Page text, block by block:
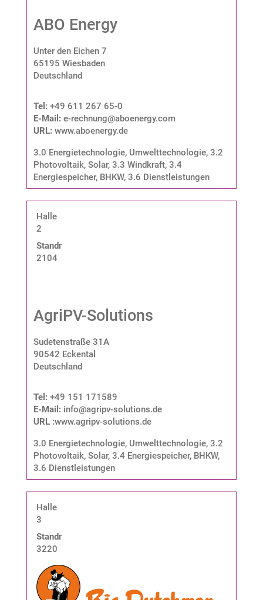
ABO Energy
Unter den Eichen 7
65195 Wiesbaden
Deutschland
Tel: +49 611 267 65-0
E-Mail: e-rechnung@aboenergy.com
URL:www.aboenergy.de
3.0 Energietechnologie, Umwelttechnologie, 3.2
Photovoltaik, Solar, 3.3 Windkraft, 3.4
Energiespeicher, BHKW, 3.6 Dienstleistungen
Halle
2
Standnummer:
2104
AgriPV-Solutions
Sudetenstraße 31A
90542 Eckental
Deutschland
Tel: +49 151 171589
E-Mail: info@agripv-solutions.de
URL :www.agripv-solutions.de
3.0 Energietechnologie, Umwelttechnologie, 3.2
Photovoltaik, Solar, 3.4 Energiespeicher, BHKW,
3.6 Dienstleistungen
Halle
3
Standnummer:
3220